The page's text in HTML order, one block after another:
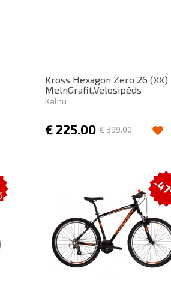
Kross Hexagon Zero 26 (XX)
MelnGrafit.Velosipēds
Kalnu
€ 225.00 €399.00
-